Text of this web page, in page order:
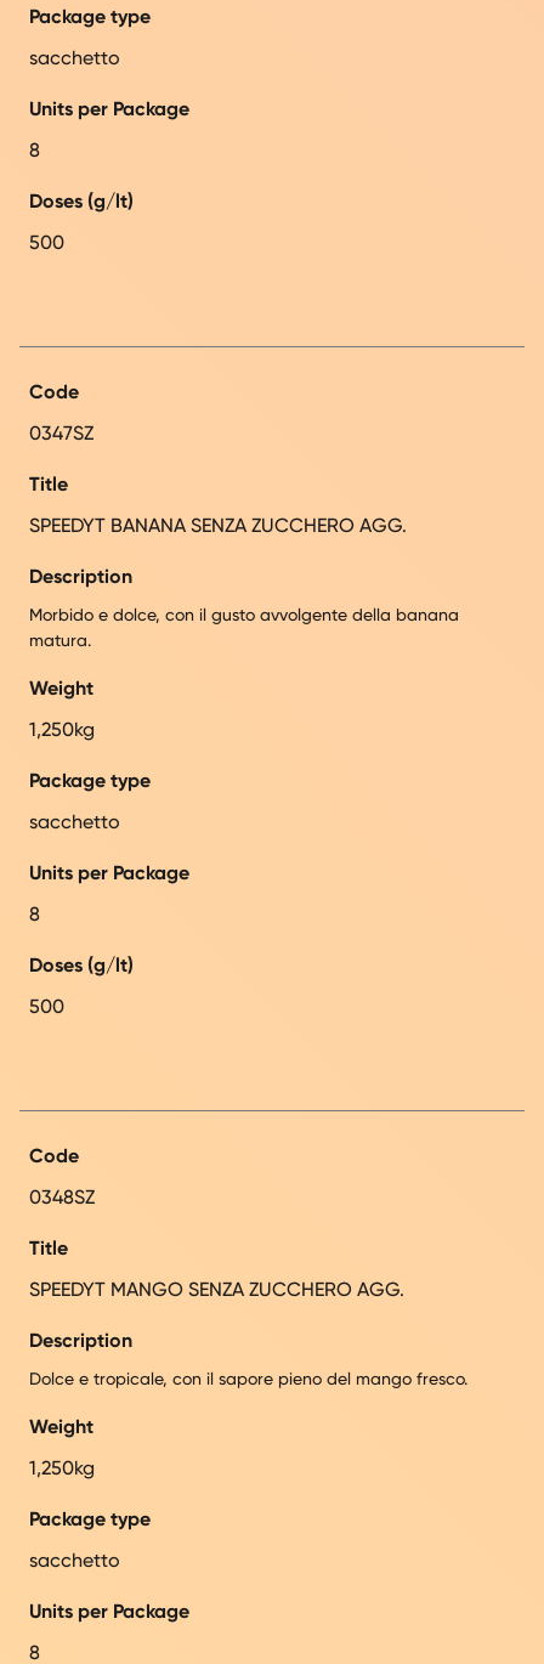
Package type
sacchetto
Units per Package
8
Doses (g/lt)
500
Code
0347SZ
Title
SPEEDYT BANANA SENZA ZUCCHERO AGG.
Description
Morbido e dolce, con il gusto avvolgente della banana
matura.
Weight
1,250kg
Package type
sacchetto
Units per Package
8
Doses (g/lt)
500
Code
0348SZ
Title
SPEEDYT MANGO SENZA ZUCCHERO AGG.
Description
Dolce e tropicale, con il sapore pieno del mango fresco.
Weight
1,250kg
Package type
sacchetto
Units per Package
8